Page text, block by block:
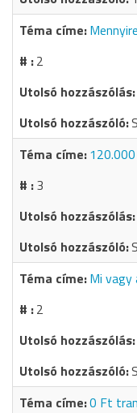
2
3
Mi vagy
2
0 Ft